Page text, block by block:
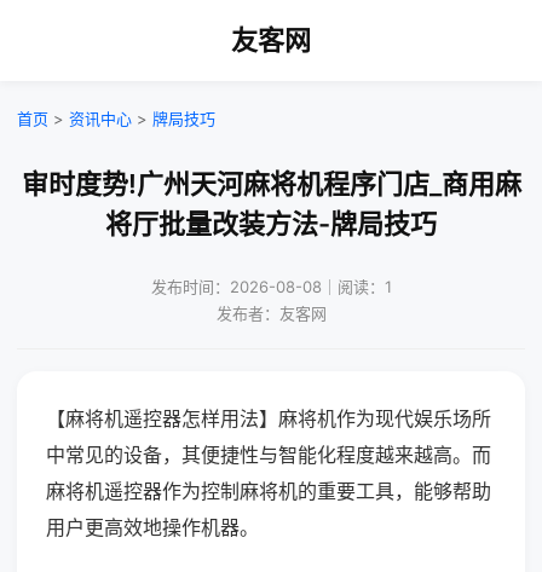
友客网
首页 > 资讯中心 > 牌局技巧
审时度势!广州天河麻将机程序门店_商用麻
将厅批量改装方法-牌局技巧
发布时间：2026-08-08｜阅读：1
发布者：友客网
【麻将机遥控器怎样用法】麻将机作为现代娱乐场所
中常见的设备，其便捷性与智能化程度越来越高。而
麻将机遥控器作为控制麻将机的重要工具，能够帮助
用户更高效地操作机器。